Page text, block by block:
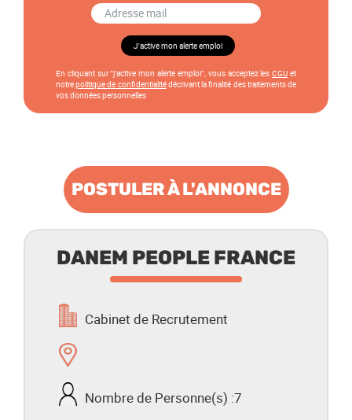
En cliquant sur “j’active mon alerte emploi”, vous acceptez lesCGU et
notrepolitique de confidentialitédécrivant la finalité des traitements de
vos données personnelles
POSTULER À L'ANNONCE
DANEM PEOPLE FRANCE
Cabinet de Recrutement
Nombre de Personne(s) :7